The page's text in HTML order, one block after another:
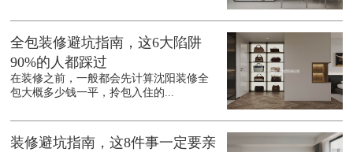
全包装修避坑指南，这6大陷阱
90%的人都踩过
在装修之前，一般都会先计算沈阳装修全
包大概多少钱一平，拎包入住的...
装修避坑指南，这8件事一定要亲